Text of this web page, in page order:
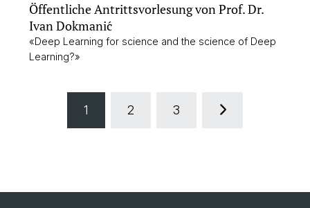
Öffentliche Antrittsvorlesung von Prof. Dr.
Ivan Dokmanić
«Deep Learning for science and the science of Deep
Learning?»
1 2 3